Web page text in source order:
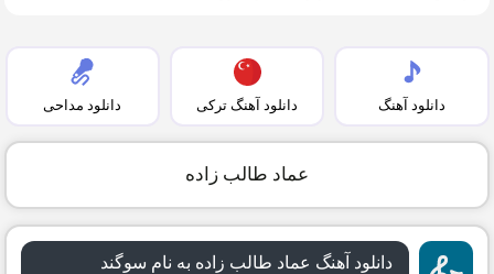
دانلود آهنگ دانلود آهنگ ترکی دانلود مداحی
عماد طالب زاده
دانلود آهنگ عماد طالب زاده به نام سوگند